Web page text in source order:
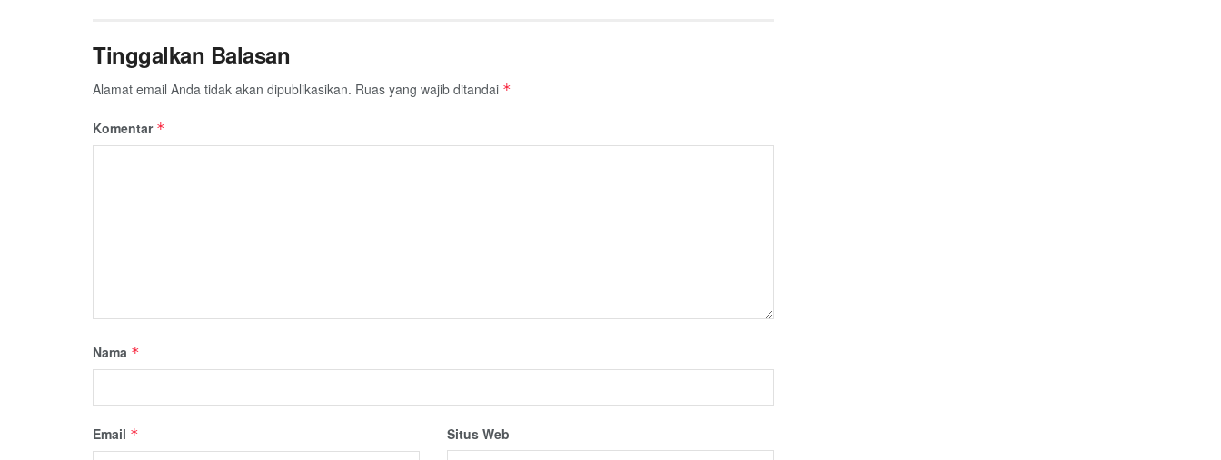
Tinggalkan Balasan
Alamat email Anda tidak akan dipublikasikan. Ruas yang wajib ditandai *
Komentar *
Nama *
Email * Situs Web